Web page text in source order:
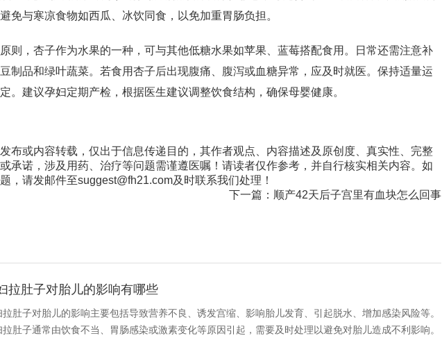
免与寒凉食物如西瓜、冰饮同食，以免加重胃肠负担。
则，杏子作为水果的一种，可与其他低糖水果如苹果、蓝莓搭配食用。日常还需注意补
制品和绿叶蔬菜。若食用杏子后出现腹痛、腹泻或血糖异常，应及时就医。保持适量运
。建议孕妇定期产检，根据医生建议调整饮食结构，确保母婴健康。
布或内容转载，仅出于信息传递目的，其作者观点、内容描述及原创度、真实性、完整
承诺，涉及用药、治疗等问题需谨遵医嘱！请读者仅作参考，并自行核实相关内容。如
，请发邮件至suggest@fh21.com及时联系我们处理！
下一篇： 顺产42天后子宫里有血块怎么回事
拉肚子对胎儿的影响有哪些
拉肚子对胎儿的影响主要包括导致营养不良、诱发宫缩、影响胎儿发育、引起脱水、增加感染风险等。
拉肚子通常由饮食不当、胃肠感染或激素变化等原因引起，需要及时处理以避免对胎儿造成不利影响。